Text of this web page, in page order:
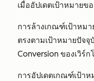
เมื่ออัปเดตเป้าหมาย
การล้างเกณฑ์เป้าหม
ตรงตามเป้าหมายปัจจุ
Conversion ของเวิร์
การอัปเดตเกณฑ์เป้า